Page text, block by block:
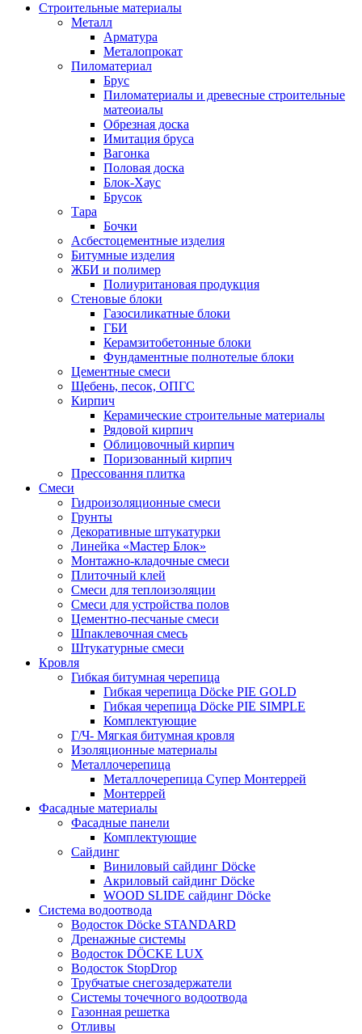
Строительные материалы
Металл
Арматура
Металопрокат
Пиломатериал
Брус
Пиломатериалы и древесные строительные
матеоиалы
Обрезная доска
Имитация бруса
Вагонка
Половая доска
Блок-Хаус
Брусок
Тара
Бочки
Асбестоцементные изделия
Битумные изделия
ЖБИ и полимер
Полиуритановая продукция
Стеновые блоки
Газосиликатные блоки
ГБИ
Керамзитобетонные блоки
Фундаментные полнотелые блоки
Цементные смеси
Щебень, песок, ОПГС
Кирпич
Керамические строительные материалы
Рядовой кирпич
Облицовочный кирпич
Поризованный кирпич
Прессовання плитка
Смеси
Гидроизоляционные смеси
Грунты
Декоративные штукатурки
Линейка «Мастер Блок»
Монтажно-кладочные смеси
Плиточный клей
Смеси для теплоизоляции
Смеси для устройства полов
Цементно-песчаные смеси
Шпаклевочная смесь
Штукатурные смеси
Кровля
Гибкая битумная черепица
Гибкая черепица Döcke PIE GOLD
Гибкая черепица Döcke PIE SIMPLE
Комплектующие
Г/Ч- Мягкая битумная кровля
Изоляционные материалы
Металлочерепица
Металлочерепица Супер Монтеррей
Монтеррей
Фасадные материалы
Фасадные панели
Комплектующие
Сайдинг
Виниловый сайдинг Döcke
Акриловый сайдинг Döcke
WOOD SLIDE сайдинг Döcke
Система водоотвода
Водосток Döcke STANDARD
Дренажные системы
Водосток DÖCKE LUX
Водосток StopDrop
Трубчатые снегозадержатели
Системы точечного водоотвода
Газонная решетка
Отливы